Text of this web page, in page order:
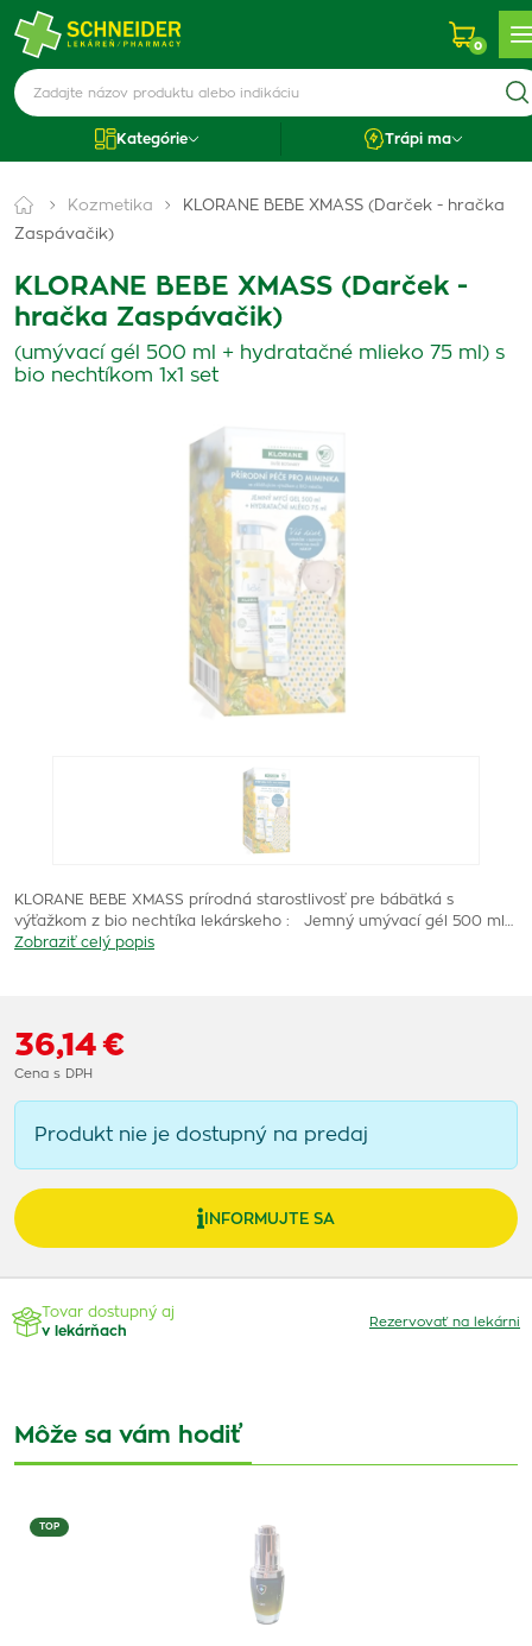
0
Kategórie Trápi ma
Kozmetika
KLORANE BEBE XMASS (Darček - hračka
Zaspávačik)
KLORANE BEBE XMASS (Darček -
hračka Zaspávačik)
(umývací gél 500 ml + hydratačné mlieko 75 ml) s
bio nechtíkom 1x1 set
KLORANE BEBE XMASS prírodná starostlivosť pre bábätká s
výťažkom z bio nechtíka lekárskeho : Jemný umývací gél 500 ml…
Zobraziť celý popis
36,14 €
Cena s DPH
Produkt nie je dostupný na predaj
INFORMUJTE SA
Tovar dostupný aj
v lekárňach
Rezervovať na lekárni
Môže sa vám hodiť
TOP